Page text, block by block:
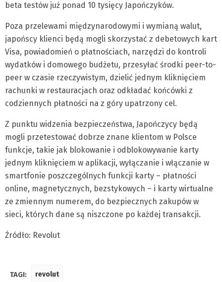
beta testów już ponad 10 tysięcy Japończyków.
Poza przelewami międzynarodowymi i wymianą walut,
japońscy klienci będą mogli skorzystać z debetowych kart
Visa, powiadomień o płatnościach, narzędzi do kontroli
wydatków i domowego budżetu, przesyłać środki peer-to-
peer w czasie rzeczywistym, dzielić jednym kliknięciem
rachunki w restauracjach oraz odkładać końcówki z
codziennych płatności na z góry upatrzony cel.
Z punktu widzenia bezpieczeństwa, Japończycy będą
mogli przetestować dobrze znane klientom w Polsce
funkcje, takie jak blokowanie i odblokowywanie karty
jednym kliknięciem w aplikacji, wyłączanie i włączanie w
smartfonie poszczególnych funkcji karty – płatności
online, magnetycznych, bezstykowych – i karty wirtualne
ze zmiennym numerem, do bezpiecznych zakupów w
sieci, których dane są niszczone po każdej transakcji.
Źródło: Revolut
TAGI: revolut